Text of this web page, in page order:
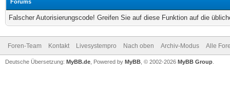
Forums
Falscher Autorisierungscode! Greifen Sie auf diese Funktion auf die
Foren-Team Kontakt Livesystempro Nach oben Archiv-Modus Alle
Deutsche Übersetzung: MyBB.de , Powered by MyBB , © 2002-2026 MyBB Group